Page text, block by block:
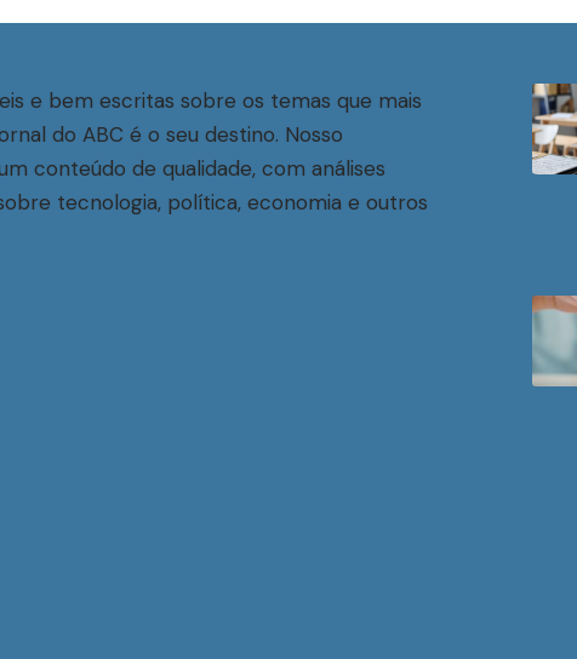
e bem escritas sobre os temas que mais
do ABC é o seu destino. Nosso
conteúdo de qualidade, com análises
tecnologia, política, economia e outros